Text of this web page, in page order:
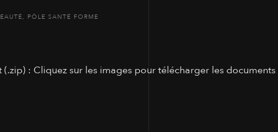
, PÔLE SANTÉ FORME
: Cliquez sur les images pour télécharger les